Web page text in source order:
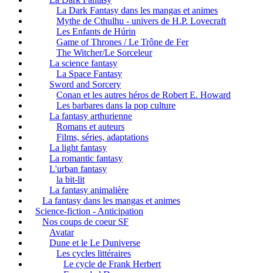
La Dark Fantasy dans les mangas et animes
Mythe de Cthulhu - univers de H.P. Lovecraft
Les Enfants de Húrin
Game of Thrones / Le Trône de Fer
The Witcher/Le Sorceleur
La science fantasy
La Space Fantasy
Sword and Sorcery
Conan et les autres héros de Robert E. Howard
Les barbares dans la pop culture
La fantasy arthurienne
Romans et auteurs
Films, séries, adaptations
La light fantasy
La romantic fantasy
L'urban fantasy
la bit-lit
La fantasy animalière
La fantasy dans les mangas et animes
Science-fiction - Anticipation
Nos coups de coeur SF
Avatar
Dune et le Le Duniverse
Les cycles littéraires
Le cycle de Frank Herbert